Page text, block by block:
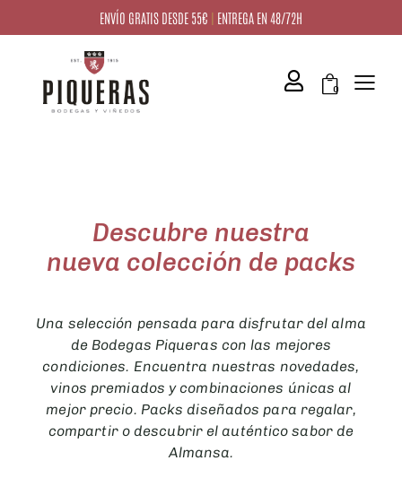
ENVÍO GRATIS DESDE 55€ | ENTREGA EN 48/72H
0
Descubre nuestra
nueva colección de packs
Una selección pensada para disfrutar del alma
de Bodegas Piqueras con las mejores
condiciones. Encuentra nuestras novedades,
vinos premiados y combinaciones únicas al
mejor precio. Packs diseñados para regalar,
compartir o descubrir el auténtico sabor de
Almansa.